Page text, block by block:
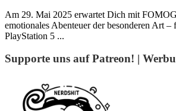
Am 29. Mai 2025 erwartet Dich mit
emotionales Abenteuer der besonderen Art –
PlayStation 5 ...
Supporte uns auf Patreon! |